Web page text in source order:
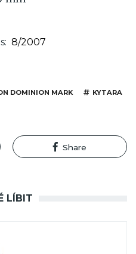
8/2007
DOMINION MARK
KYTARA
Share
LÍBIT